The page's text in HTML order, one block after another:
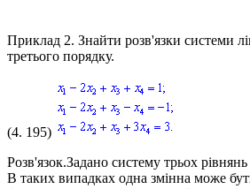
Приклад 2. Знайти розв'язки системи
третього порядку.
(4. 195)
Розв'язок.Задано систему трьох
В таких випадках одна змінна може